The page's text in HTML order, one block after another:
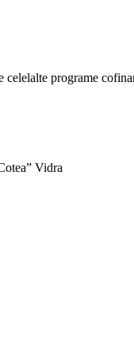
celelalte programe
Vidra